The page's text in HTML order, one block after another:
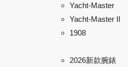
Yacht-Master
Yacht-Master II
1908
2026新款腕錶